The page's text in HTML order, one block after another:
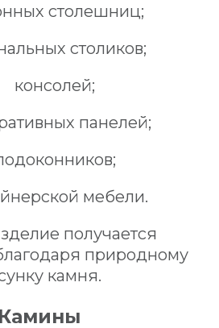
столешниц;
столиков;
консолей;
панелей;
мебели.
получается
природному
камня.
Камины